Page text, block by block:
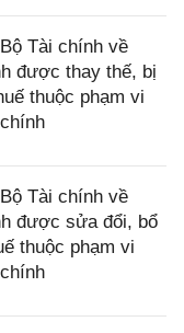
Tài chính về
được thay thế, bị
thuộc phạm vi
Tài chính về
được sửa đổi, bổ
thuộc phạm vi